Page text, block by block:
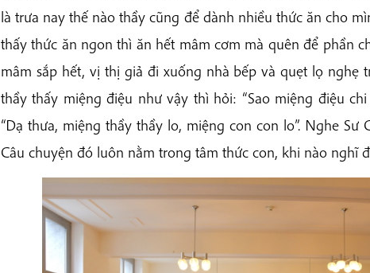
là trưa nay thế nào thầy cũng để dành nhiều thức ăn cho
thấy thức ăn ngon thì ăn hết mâm cơm mà quên để phần
mâm sắp hết, vị thị giả đi xuống nhà bếp và quẹt lọ nghẹ
thầy thấy miệng điệu như vậy thì hỏi: “Sao miệng điệu
“Dạ thưa, miệng thầy thầy lo, miệng con con lo”. Nghe Sư
Câu chuyện đó luôn nằm trong tâm thức con, khi nào nghĩ